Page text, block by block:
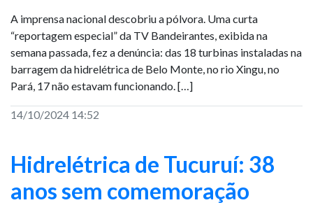
A imprensa nacional descobriu a pólvora. Uma curta
“reportagem especial” da TV Bandeirantes, exibida na
semana passada, fez a denúncia: das 18 turbinas instaladas na
barragem da hidrelétrica de Belo Monte, no rio Xingu, no
Pará, 17 não estavam funcionando. […]
14/10/2024 14:52
Hidrelétrica de Tucuruí: 38
anos sem comemoração